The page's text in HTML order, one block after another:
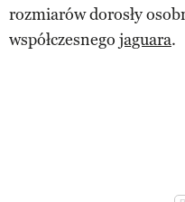
rozmiarów dorosły
współczesnego jaguara.